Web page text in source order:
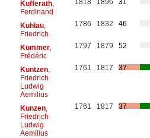
Kufferath,
Ferdinand
1818 1896 31
Kuhlau,
Friedrich
1786 1832 46
Kummer,
Frédéric
1797 1879 52
Kuntzen,
Friedrich
Ludwig
Aemilius
1761 1817 37
Kunzen,
Friedrich
Ludwig
Aemilius
1761 1817 37